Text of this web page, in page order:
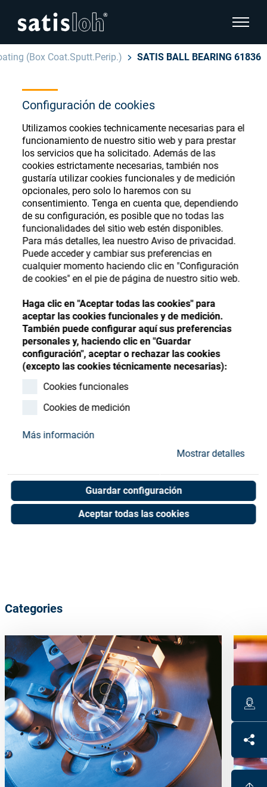
Configuración de cookies
Utilizamos cookies technicamente necesarias para el
funcionamiento de nuestro sitio web y para prestar
los servicios que ha solicitado. Además de las
cookies estrictamente necesarias, también nos
gustaría utilizar cookies funcionales y de medición
opcionales, pero solo lo haremos con su
consentimiento. Tenga en cuenta que, dependiendo
de su configuración, es posible que no todas las
funcionalidades del sitio web estén disponibles.
Para más detalles, lea nuestro Aviso de privacidad.
Puede acceder y cambiar sus preferencias en
cualquier momento haciendo clic en "Configuración
de cookies" en el pie de página de nuestro sitio web.
Haga clic en "Aceptar todas las cookies" para
aceptar las cookies funcionales y de medición.
También puede configurar aquí sus preferencias
personales y, haciendo clic en "Guardar
configuración", aceptar o rechazar las cookies
(excepto las cookies técnicamente necesarias):
Cookies funcionales
Cookies de medición
Más información
Mostrar detalles
Guardar configuración
Aceptar todas las cookies
show
Español
Oftálmica
Óptica de Precisión
Quiénes Somos
Carrera
Recursos
Contacto
Store
hide page navigation
English
Deutsch
汉语
Français
(Box Coat.Sputt.Perip.) SATIS BALL BEARING 61836
Ophthalmic Consumables
Store
Register or Sign-in to access your accounts
and explore our wide range of ophthalmic
consumables
Register Sign-In
SATIS BALL BEARING
61836
Unit of measure : Piece
Shop now
Categories